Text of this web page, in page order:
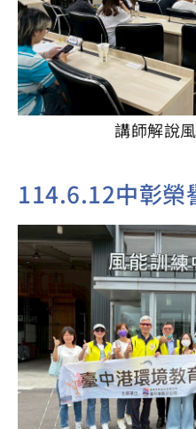
講師解說
114.6.12中彰榮